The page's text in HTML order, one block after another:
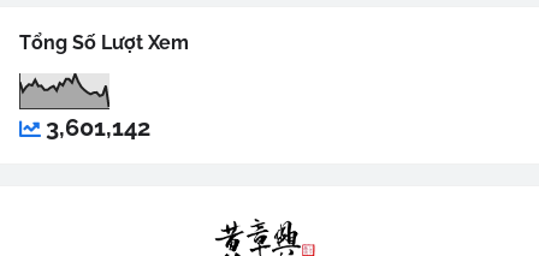
Tổng Số Lượt Xem
3,601,142